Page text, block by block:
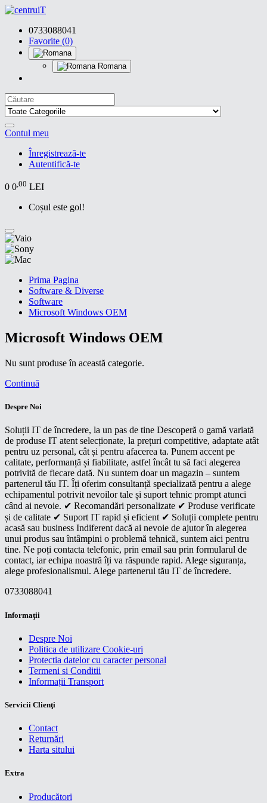
0733088041
Favorite (0)
Romana
Contul meu
Înregistrează-te
Autentifică-te
0 0,00 LEI
Coșul este gol!
Prima Pagina
Software & Diverse
Software
Microsoft Windows OEM
Microsoft Windows OEM
Nu sunt produse în această categorie.
Continuă
Despre Noi
Soluții IT de încredere, la un pas de tine Descoperă o gamă variată
de produse IT atent selecționate, la prețuri competitive, adaptate atât
pentru uz personal, cât și pentru afacerea ta. Punem accent pe
calitate, performanță și fiabilitate, astfel încât tu să faci alegerea
potrivită de fiecare dată. Nu suntem doar un magazin – suntem
partenerul tău IT. Îți oferim consultanță specializată pentru a alege
echipamentul potrivit nevoilor tale și suport tehnic prompt atunci
când ai nevoie. ✔ Recomandări personalizate ✔ Produse verificate
și de calitate ✔ Suport IT rapid și eficient ✔ Soluții complete pentru
acasă sau business Indiferent dacă ai nevoie de ajutor în alegerea
unui produs sau întâmpini o problemă tehnică, suntem aici pentru
tine. Ne poți contacta telefonic, prin email sau prin formularul de
contact, iar echipa noastră îți va răspunde rapid. Alege siguranța,
alege profesionalismul. Alege partenerul tău IT de încredere.
0733088041
Informaţii
Despre Noi
Politica de utilizare Cookie-uri
Protectia datelor cu caracter personal
Termeni si Conditii
Informații Transport
Servicii Clienţi
Contact
Returnări
Harta sitului
Extra
Producători